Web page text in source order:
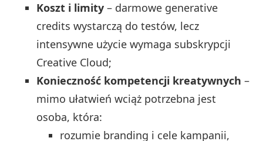
Koszt i limity – darmowe generative
credits wystarczą do testów, lecz
intensywne użycie wymaga subskrypcji
Creative Cloud;
Konieczność kompetencji kreatywnych –
mimo ułatwień wciąż potrzebna jest
osoba, która:
rozumie branding i cele kampanii,